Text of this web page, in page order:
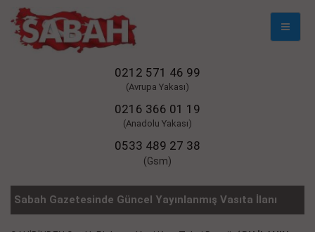
Mobil
0212 571 46 99
(Avrupa Yakası)
0216 366 01 19
(Anadolu Yakası)
0533 489 27 38
(Gsm)
Sabah Gazetesinde Güncel Yayınlanmış Vasıta İlanı